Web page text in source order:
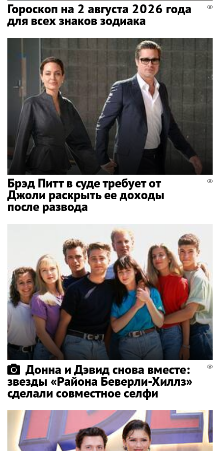
Гороскоп на 2 августа 2026 года
для всех знаков зодиака
Брэд Питт в суде требует от
Джоли раскрыть ее доходы
после развода
Донна и Дэвид снова вместе:
звезды «Района Беверли-Хиллз»
сделали совместное селфи